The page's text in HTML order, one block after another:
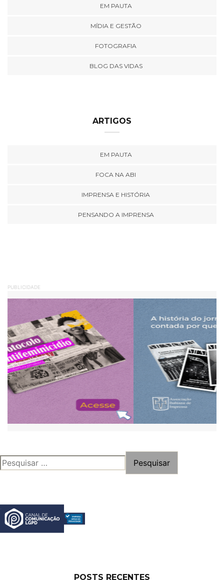
EM PAUTA
MÍDIA E GESTÃO
FOTOGRAFIA
BLOG DAS VIDAS
ARTIGOS
EM PAUTA
FOCA NA ABI
IMPRENSA E HISTÓRIA
PENSANDO A IMPRENSA
PUBLICIDADE
PESQUISAR
POR:
POSTS RECENTES